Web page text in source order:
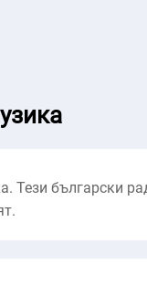
Тези български